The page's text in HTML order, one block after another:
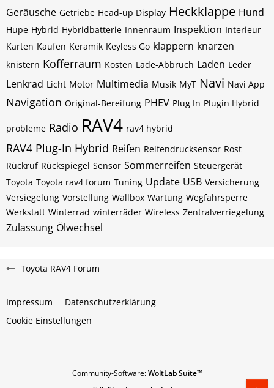
Geräusche Getriebe Head-up Display Heckklappe Hund
Hupe Hybrid Hybridbatterie Innenraum Inspektion Interieur
Karten Kaufen Keramik Keyless Go klappern knarzen
knistern Kofferraum Kosten Lade-Abbruch Laden Leder
Lenkrad Licht Motor Multimedia Musik MyT Navi Navi App
Navigation Original-Bereifung PHEV Plug In Plugin Hybrid
probleme Radio RAV4 rav4 hybrid
RAV4 Plug-In Hybrid Reifen Reifendrucksensor Rost
Rückruf Rückspiegel Sensor Sommerreifen Steuergerät
Toyota Toyota rav4 forum Tuning Update USB Versicherung
Versiegelung Vorstellung Wallbox Wartung Wegfahrsperre
Werkstatt Winterrad winterräder Wireless Zentralverriegelung
Zulassung Ölwechsel
Toyota RAV4 Forum
Impressum
Datenschutzerklärung
Cookie Einstellungen
Community-Software:WoltLab Suite™